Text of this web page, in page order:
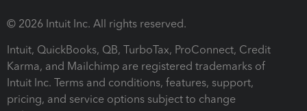
© 2026 Intuit Inc. All rights reserved.
Intuit, QuickBooks, QB, TurboTax, ProConnect, Credit
Karma, and Mailchimp are registered trademarks of
Intuit Inc. Terms and conditions, features, support,
pricing, and service options subject to change